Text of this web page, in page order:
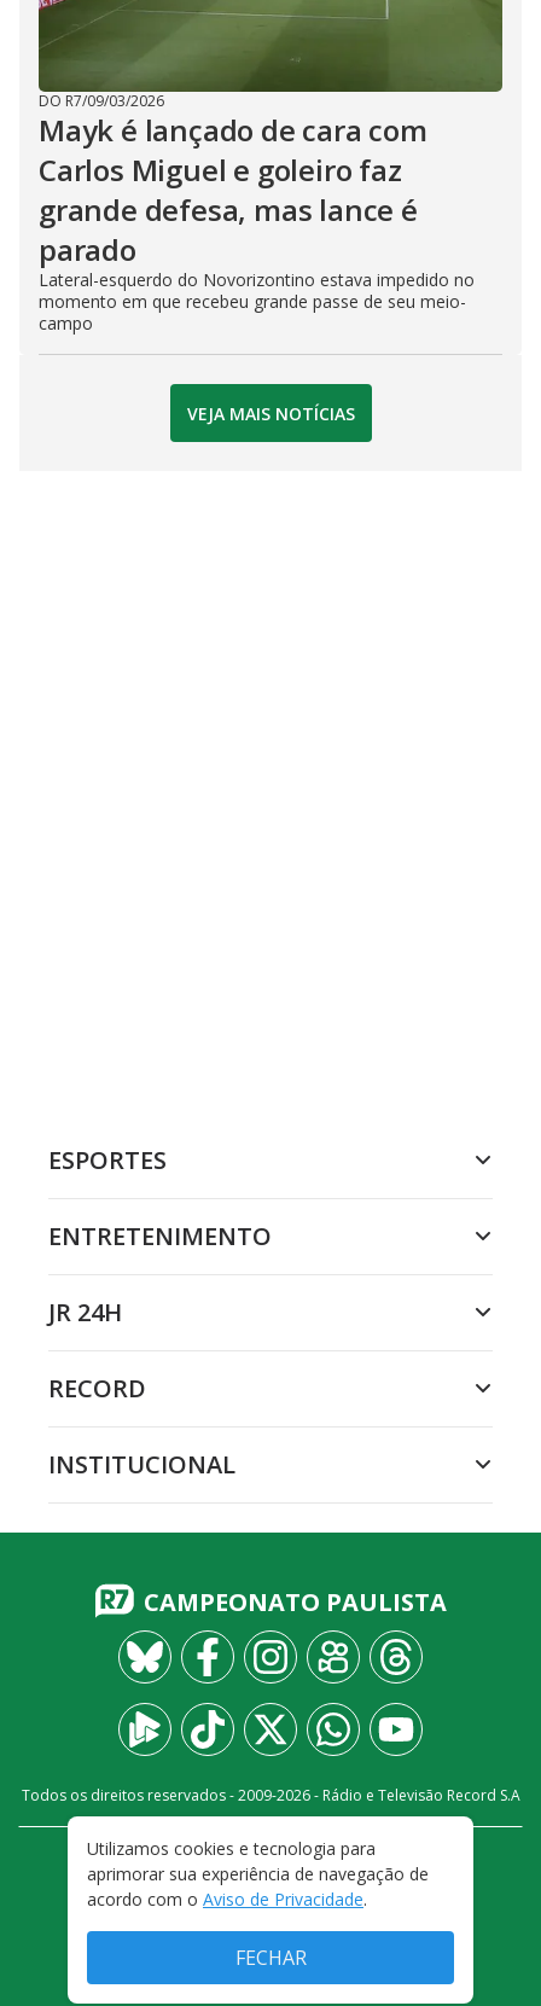
DO R7/09/03/2026
Mayk é lançado de cara com
Carlos Miguel e goleiro faz
grande defesa, mas lance é
parado
Lateral-esquerdo do Novorizontino estava impedido no
momento em que recebeu grande passe de seu meio-
campo
VEJA MAIS NOTÍCIAS
ESPORTES
ENTRETENIMENTO
JR 24H
RECORD
INSTITUCIONAL
CAMPEONATO PAULISTA
Todos os direitos reservados - 2009-2026- Rádio e Televisão Record S.A
FALE CONOSCO
PRIVACIDADE
TERMOS E CONDIÇÕES DE USO
Utilizamos cookies e tecnologia para
aprimorar sua experiência de navegação de
acordo com o Aviso de Privacidade.
FECHAR